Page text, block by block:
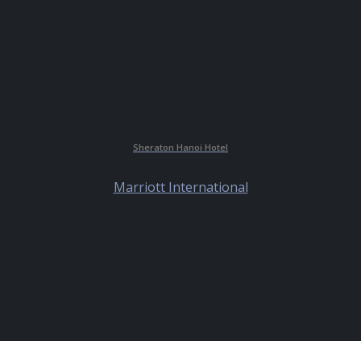
Sheraton Hanoi Hotel
Marriott International